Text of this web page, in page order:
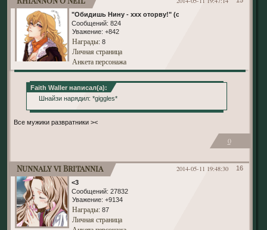
"Обидишь Нину - ххх оторву!" (с)
Сообщений: 824
Уважение: +842
Награды: 8
Личная страница
Анкета персонажа
Faith Waller написал(а):
Шнайзи нарядил: *giggles*
Все мужики развратники ><
0
16
2014-05-11 19:48:30
Nunnaly vi Britannia
<3
Сообщений: 27832
Уважение: +9134
Награды: 87
Личная страница